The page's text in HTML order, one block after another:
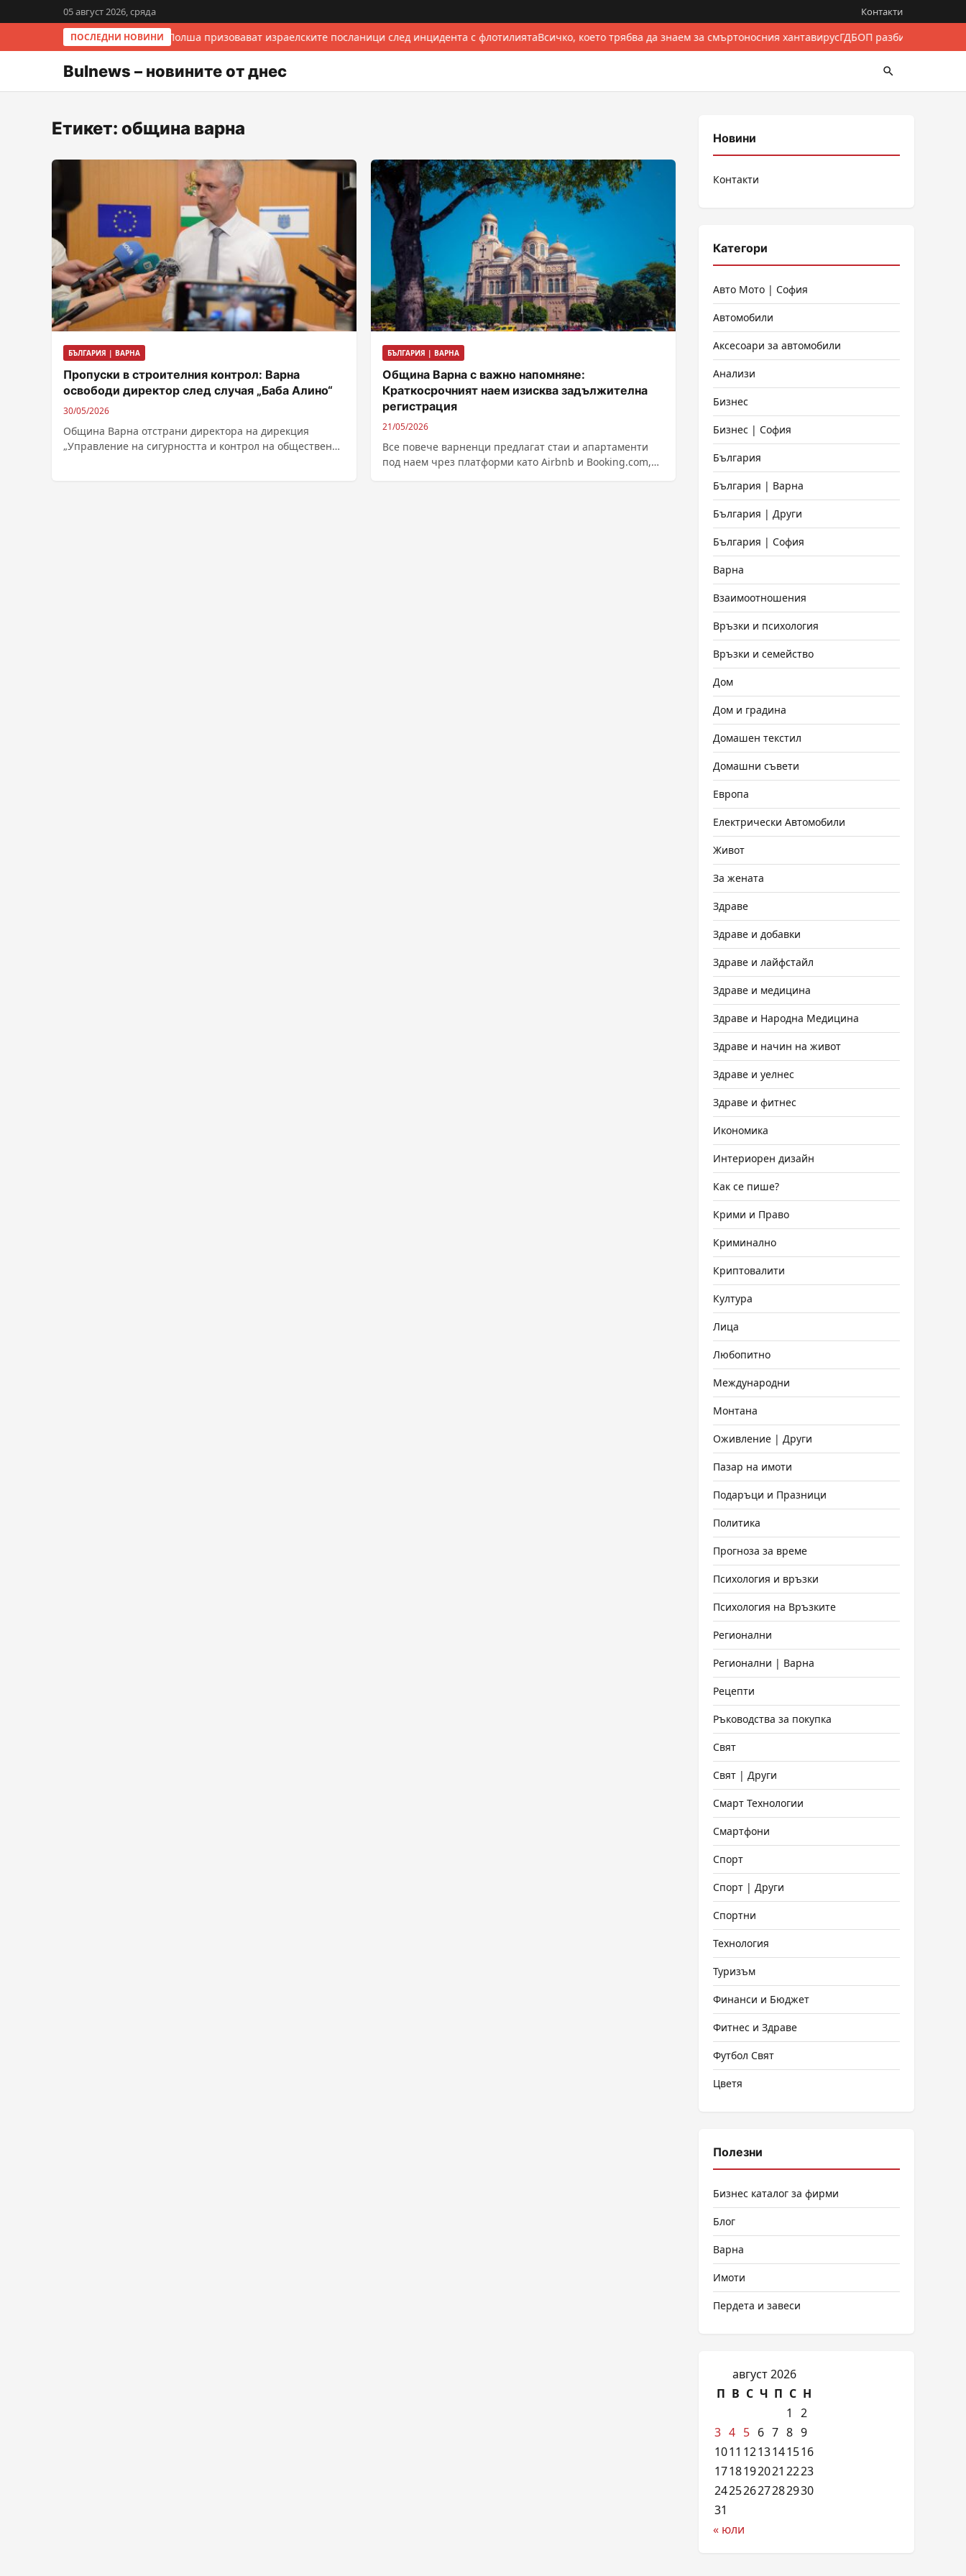
05 август 2026, сряда Контакти
ПОСЛЕДНИ НОВИНИИталия и Полша призовават израелските посланици след инцидента с флотилиятаВсичко, което трябва да знаем за смъртоносния хантавирусГДБОП разби
Bulnews – новините от днес
Етикет: община варна
БЪЛГАРИЯ | ВАРНА
Пропуски в строителния контрол: Варна
освободи директор след случая „Баба Алино“
30/05/2026
Община Варна отстрани директора на дирекция
„Управление на сигурността и контрол на обществения
БЪЛГАРИЯ | ВАРНА
Община Варна с важно напомняне:
Краткосрочният наем изисква задължителна
регистрация
21/05/2026
Все повече варненци предлагат стаи и апартаменти
под наем чрез платформи като Airbnb и Booking.com,
Новини
Контакти
Категори
Авто Мото | София
Автомобили
Аксесоари за автомобили
Анализи
Бизнес
Бизнес | София
България
България | Варна
България | Други
България | София
Варна
Взаимоотношения
Връзки и психология
Връзки и семейство
Дом
Дом и градина
Домашен текстил
Домашни съвети
Европа
Електрически Автомобили
Живот
За жената
Здраве
Здраве и добавки
Здраве и лайфстайл
Здраве и медицина
Здраве и Народна Медицина
Здраве и начин на живот
Здраве и уелнес
Здраве и фитнес
Икономика
Интериорен дизайн
Как се пише?
Крими и Право
Криминално
Криптовалити
Култура
Лица
Любопитно
Международни
Монтана
Оживление | Други
Пазар на имоти
Подаръци и Празници
Политика
Прогноза за време
Психология и връзки
Психология на Връзките
Регионални
Регионални | Варна
Рецепти
Ръководства за покупка
Свят
Свят | Други
Смарт Технологии
Смартфони
Спорт
Спорт | Други
Спортни
Технология
Туризъм
Финанси и Бюджет
Фитнес и Здраве
Футбол Свят
Цветя
Полезни
Бизнес каталог за фирми
Блог
Варна
Имоти
Пердета и завеси
август 2026
П В С Ч П С Н
1
2
3 4 5 6 7 8 9
1011 1213141516
1718192021 2223
24252627282930
31
« юли